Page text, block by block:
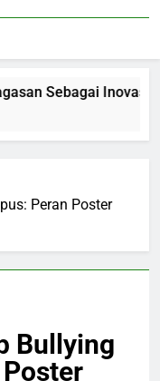
Sebagai Inovasi
Peran Poster
Bullying